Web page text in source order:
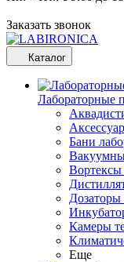
Заказать звонок
Каталог
Лабораторные
Бани
Вортексы
Дозаторы
Камеры
Еще